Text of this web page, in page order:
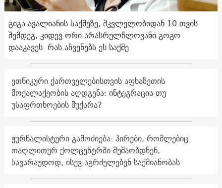
გიგა ავალიანის საქმეზე, მკვლელობიდან 10 თვის
შემდეგ, კიდევ ორი არასრულწლოვანი გოგო
დააკავეს. რას აჩვენებს ეს საქმე
ეთნიკური ქართველებისთვის აფხაზეთის
მოქალაქეობის აღდგენა: ინტეგრაცია თუ
უსაფრთხოების მუქარა?
ჟურნალისტური გამოძიება: პირები, რომლებიც
თაღლითურ ქოლცენტრში მუშაობდნენ,
სავარაუდოდ, ისევ აგრძელებენ საქმიანობას